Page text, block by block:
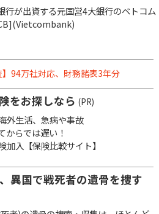
行が出資する元国営4大銀行のベトコム
】94万社対応、財務諸表3年分
をお探しなら (PR)
外生活、急病や事故
からでは遅い！
加入【保険比較サイト】
異国で戦死者の遺骨を捜す